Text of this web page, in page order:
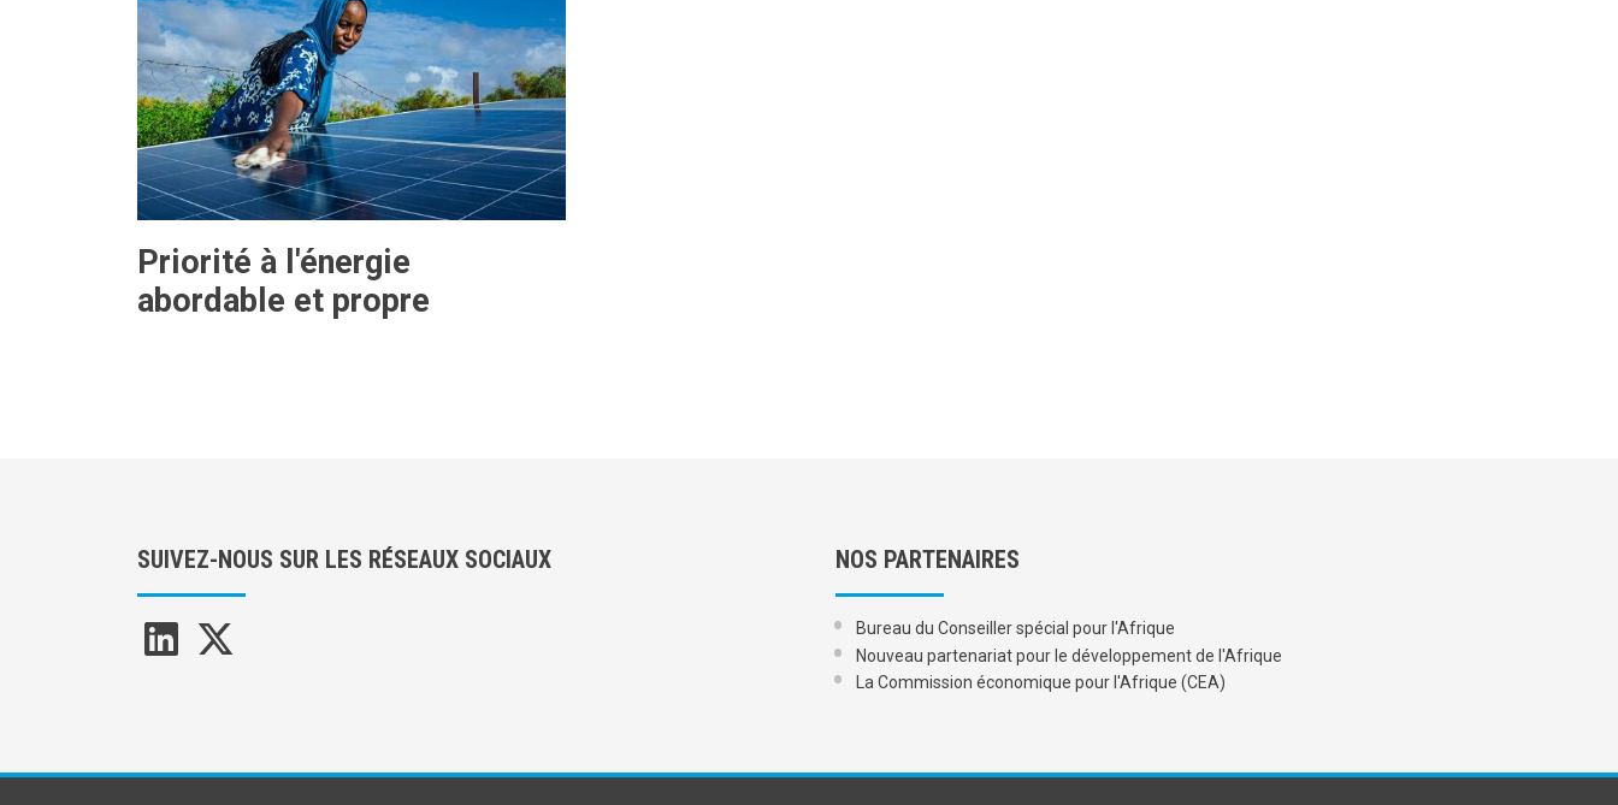
Priorité à l'énergie
abordable et propre
SUIVEZ-NOUS SUR LES RÉSEAUX SOCIAUX NOS PARTENAIRES
Bureau du Conseiller spécial pour l'Afrique
Nouveau partenariat pour le développement de l'Afrique
La Commission économique pour l'Afrique (CEA)